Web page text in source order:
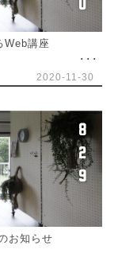
0
講座
2020-11-30
8
2
9
お知らせ